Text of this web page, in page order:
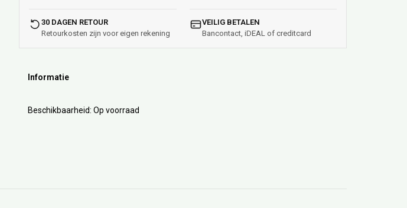
30 DAGEN RETOUR
Retourkosten zijn voor eigen rekening
VEILIG BETALEN
Bancontact, iDEAL of creditcard
Informatie
Beschikbaarheid: Op voorraad